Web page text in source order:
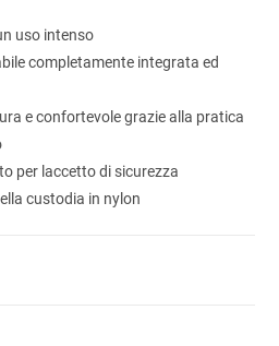
uso intenso
completamente integrata ed
e confortevole grazie alla pratica
per laccetto di sicurezza
custodia in nylon